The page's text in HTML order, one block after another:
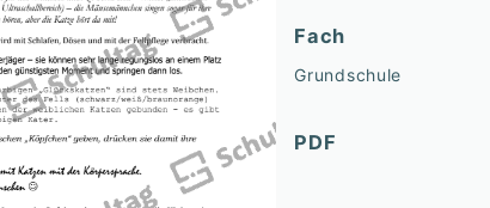
Fach
Grundschule
PDF